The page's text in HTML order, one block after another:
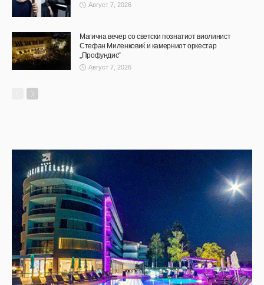
Август 7, 2026
Магична вечер со светски познатиот виолинист
Стефан Миленковиќ и камерниот оркестар
„Профундис“
Август 7, 2026